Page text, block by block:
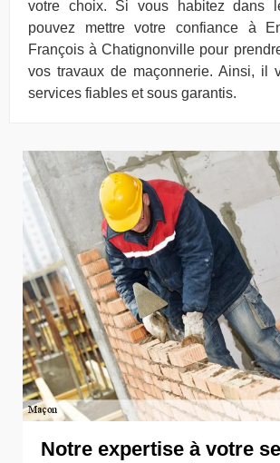
votre choix. Si vous habitez dans
pouvez mettre votre confiance à
François à Chatignonville pour
vos travaux de maçonnerie. Ainsi, il
services fiables et sous garantis.
Notre expertise à votre